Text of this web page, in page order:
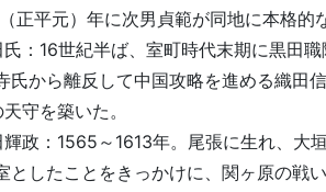
正平元）年に次男貞範が同地に本格的
：16世紀半ば、室町時代末期に黒田
氏から離反して中国攻略を進める織田
守を築いた。
政：1565～1613年。尾張に生れ、大
としたことをきっかけに、関ヶ原の戦